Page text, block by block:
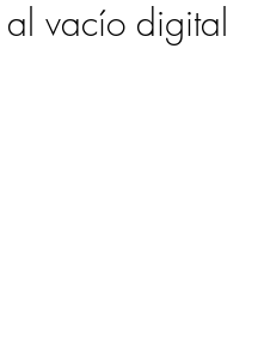
al vacío digital
de 5 estrellas.